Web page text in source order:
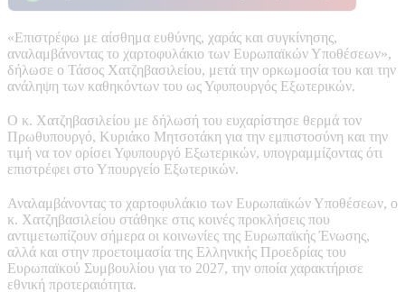
«Επιστρέφω με αίσθημα ευθύνης, χαράς και συγκίνησης,
αναλαμβάνοντας το χαρτοφυλάκιο των Ευρωπαϊκών Υποθέσεων»,
δήλωσε ο Τάσος Χατζηβασιλείου, μετά την ορκωμοσία του και την
ανάληψη των καθηκόντων του ως Υφυπουργός Εξωτερικών.
Ο κ. Χατζηβασιλείου με δήλωσή του ευχαρίστησε θερμά τον
Πρωθυπουργό, Κυριάκο Μητσοτάκη για την εμπιστοσύνη και την
τιμή να τον ορίσει Υφυπουργό Εξωτερικών, υπογραμμίζοντας ότι
επιστρέφει στο Υπουργείο Εξωτερικών.
Αναλαμβάνοντας το χαρτοφυλάκιο των Ευρωπαϊκών Υποθέσεων, ο
κ. Χατζηβασιλείου στάθηκε στις κοινές προκλήσεις που
αντιμετωπίζουν σήμερα οι κοινωνίες της Ευρωπαϊκής Ένωσης,
αλλά και στην προετοιμασία της Ελληνικής Προεδρίας του
Ευρωπαϊκού Συμβουλίου για το 2027, την οποία χαρακτήρισε
εθνική προτεραιότητα.